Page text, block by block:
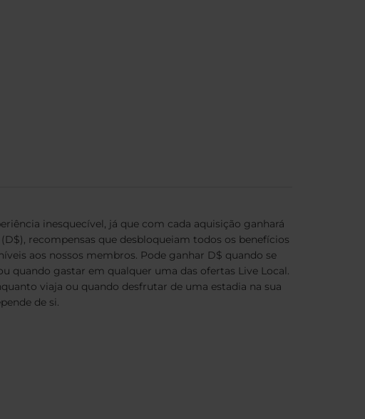
inesquecível, já que com cada aquisição ganhará
(D$), recompensas que desbloqueiam todos os benefícios
aos nossos membros. Pode ganhar D$ quando se
quando gastar em qualquer uma das ofertas Live Local.
viaja ou quando desfrutar de uma estadia na sua
de si.